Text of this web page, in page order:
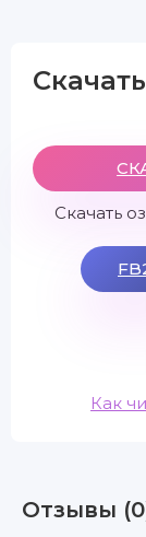
Скачать
Как
Отзывы